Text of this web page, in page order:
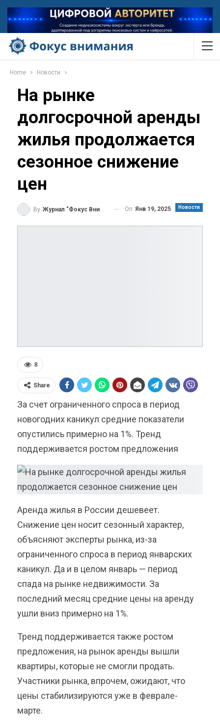
Home Новости
На рынке
долгосрочной аренды
жилья продолжается
сезонное снижение
цен
Новости
By Журнал "Фокус Внимания" On Янв 19, 2025
8
Share
За счет ограниченного спроса в период
новогодних каникул средние показатели
опустились примерно на 1%. Тренд
поддерживается ростом предложения
Аренда жилья в России дешевеет.
Снижение цен носит сезонный характер,
объясняют эксперты рынка, из-за
ограниченного спроса в период январских
каникул. Да и в целом январь — период
спада на рынке недвижимости. За
последний месяц средние цены на аренду
ушли вниз примерно на 1%.
Тренд поддерживается также ростом
предложения, на рынок аренды вышли
квартиры, которые не смогли продать.
Участники рынка, впрочем, ожидают, что
цены стабилизируются уже в феврале-
марте.